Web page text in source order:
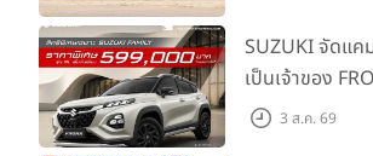
พร้อมลุย ด้วยร
ต้นที่ 9.49 แสน
SUZUKI จัดแค
เป็นเจ้าของ
ขึ้นสำหรับรุ่น GL
3 ส.ค. 69